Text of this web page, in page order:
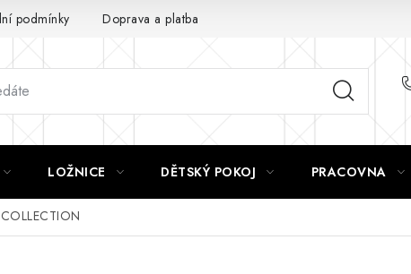
podmínky Doprava a platba
LOŽNICE DĚTSKÝ POKOJ PRACOVNA